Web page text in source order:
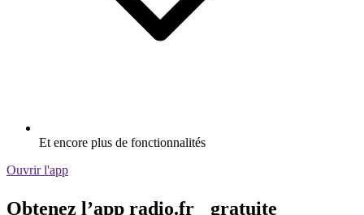
Et encore plus de fonctionnalités
Ouvrir l'app
Obtenez l’app radio.fr gratuite